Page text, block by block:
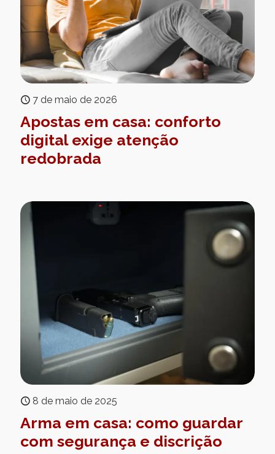
7 de maio de 2026
Apostas em casa: conforto
digital exige atenção
redobrada
8 de maio de 2025
Arma em casa: como guardar
com segurança e discrição